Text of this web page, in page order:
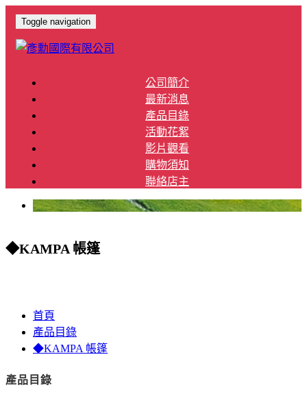
Toggle navigation
公司簡介
最新消息
產品目錄
活動花絮
影片觀看
購物須知
聯絡店主
◆KAMPA 帳篷
首頁
產品目錄
◆KAMPA 帳篷
產品目錄